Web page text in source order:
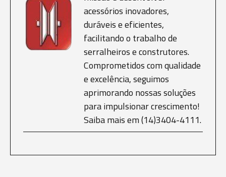
acessórios inovadores,
duráveis e eficientes,
facilitando o trabalho de
serralheiros e construtores.
Comprometidos com qualidade
e excelência, seguimos
aprimorando nossas soluções
para impulsionar crescimento!
Saiba mais em (14)3404-4111.